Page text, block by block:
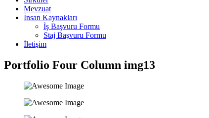
Mevzuat
İnsan Kaynakları
İş Başvuru Formu
Staj Başvuru Formu
İletişim
Portfolio Four Column img13